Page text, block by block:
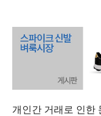
개인간 거래로 인한